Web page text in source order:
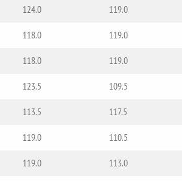
124.0 119.0
118.0 119.0
118.0 119.0
123.5 109.5
113.5 117.5
119.0 110.5
119.0 113.0